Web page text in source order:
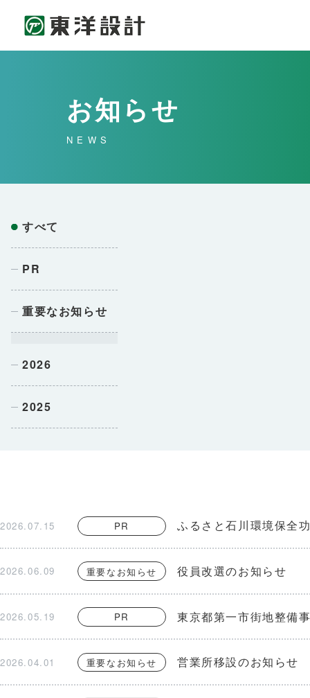
お知らせ
NEWS
すべて
PR
重要なお知らせ
2026
2025
2026.07.15 PR ふるさと石川環境保全
2026.06.09 重要なお知らせ 役員改選のお知らせ
2026.05.19 PR 東京都第一市街地整備
2026.04.01 重要なお知らせ 営業所移設のお知らせ